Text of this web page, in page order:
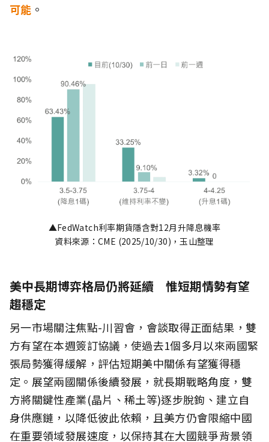
可能 。
▲FedWatch利率期貨隱含對12月升降息機率
資料來源：CME (2025/10/30)，玉山整理
美中長期博弈格局仍將延續 惟短期情勢有望
趨穩定
另一市場關注焦點-川習會，會談取得正面結果，雙
方有望在本週簽訂協議，使過去1個多月以來兩國緊
張局勢獲得緩解，評估短期美中關係有望獲得穩
定。展望兩國關係後續發展，就長期戰略角度，雙
方將關鍵性產業(晶片、稀土等)逐步脫鉤、建立自
身供應鏈，以降低彼此依賴，且美方仍會限縮中國
在重要領域發展速度，以保持其在大國競爭背景領